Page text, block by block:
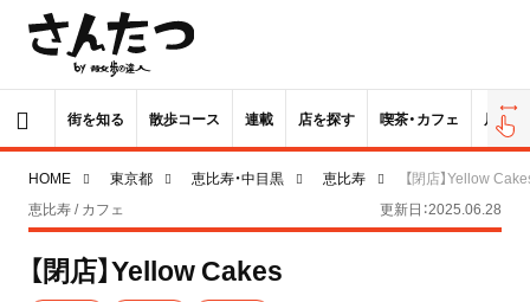
街を知る 散歩コース 連載 店を探す 喫茶・カフェ 居酒屋
HOME 東京都 恵比寿・中目黒 恵比寿
【閉店】Yellow
恵比寿 / カフェ
更新日：2025.06.28
【閉店】Yellow Cakes